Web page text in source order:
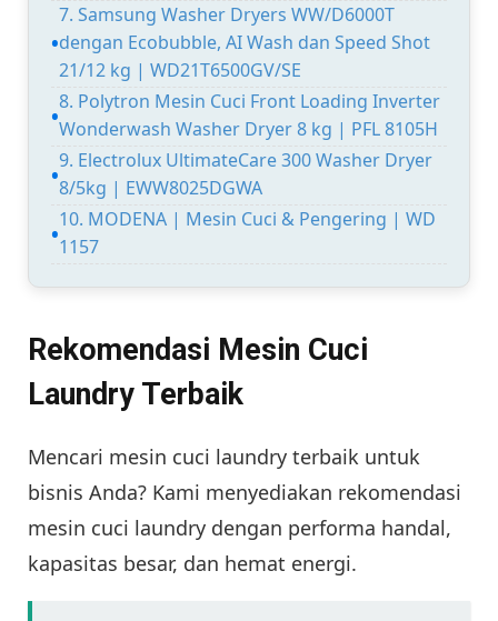
7. Samsung Washer Dryers WW/D6000T
dengan Ecobubble, AI Wash dan Speed Shot
21/12 kg | WD21T6500GV/SE
8. Polytron Mesin Cuci Front Loading Inverter
Wonderwash Washer Dryer 8 kg | PFL 8105H
9. Electrolux UltimateCare 300 Washer Dryer
8/5kg | EWW8025DGWA
10. MODENA | Mesin Cuci & Pengering | WD
1157
Rekomendasi Mesin Cuci
Laundry Terbaik
Mencari mesin cuci laundry terbaik untuk
bisnis Anda? Kami menyediakan rekomendasi
mesin cuci laundry dengan performa handal,
kapasitas besar, dan hemat energi.